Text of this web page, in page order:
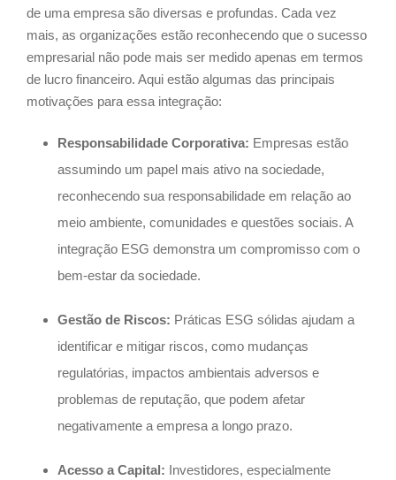
de uma empresa são diversas e profundas. Cada vez
mais, as organizações estão reconhecendo que o sucesso
empresarial não pode mais ser medido apenas em termos
de lucro financeiro. Aqui estão algumas das principais
motivações para essa integração:
Responsabilidade Corporativa: Empresas estão
assumindo um papel mais ativo na sociedade,
reconhecendo sua responsabilidade em relação ao
meio ambiente, comunidades e questões sociais. A
integração ESG demonstra um compromisso com o
bem-estar da sociedade.
Gestão de Riscos: Práticas ESG sólidas ajudam a
identificar e mitigar riscos, como mudanças
regulatórias, impactos ambientais adversos e
problemas de reputação, que podem afetar
negativamente a empresa a longo prazo.
Acesso a Capital: Investidores, especialmente